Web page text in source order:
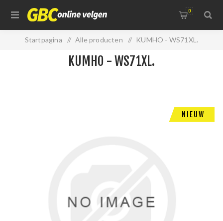
0
Startpagina / Alle producten / KUMHO - WS71XL.
NIEUW
KUMHO - WS71XL.